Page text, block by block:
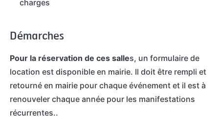
charges
Démarches
Pour la réservation de ces salles, un formulaire de
location est disponible en mairie. Il doit être rempli et
retourné en mairie pour chaque événement et il est à
renouveler chaque année pour les manifestations
récurrentes..